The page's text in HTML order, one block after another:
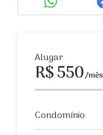
Alugar
R$ 550/mês
Condomínio